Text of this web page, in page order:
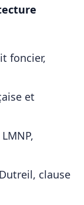
foncier,
et
clause